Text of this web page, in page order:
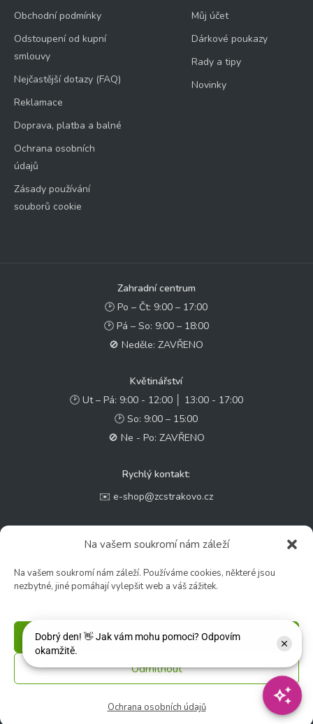
Na vašem soukromí nám záleží
Na vašem soukromí nám záleží. Používáme cookies, některé jsou
nezbytné, jiné pomáhají vylepšit web a váš zážitek.
Příjmout
Odmítnout
Ochrana osobních údajů
Obchodní podmínky
Odstoupení od kupní
smlouvy
Nejčastější dotazy (FAQ)
Reklamace
Doprava, platba a balné
Ochrana osobních
údajů
Zásady používání
souborů cookie
Můj účet
Dárkové poukazy
Rady a tipy
Novinky
Zahradní centrum
🕑 Po – Čt: 9:00 – 17:00
🕑 Pá – So: 9:00 – 18:00
🚫 Neděle: ZAVŘENO
Květinářství
🕑 Ut – Pá: 9:00 - 12:00 │ 13:00 - 17:00
🕑 So: 9:00 – 15:00
🚫 Ne - Po: ZAVŘENO
Rychlý kontakt:
✉️ e-shop@zcstrakovo.cz
© 2026 Zahradní centrum "Strakovo" s.r.o. – Všechna práva vyhrazena. |
Vytvořilo
inetio s. r. o.